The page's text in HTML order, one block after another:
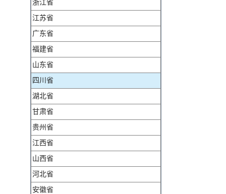
浙江省
江苏省
广东省
福建省
山东省
四川省
湖北省
甘肃省
贵州省
江西省
山西省
河北省
安徽省